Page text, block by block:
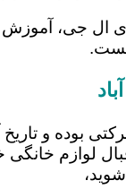
ال جی،
بوده و
لوازم خانگی